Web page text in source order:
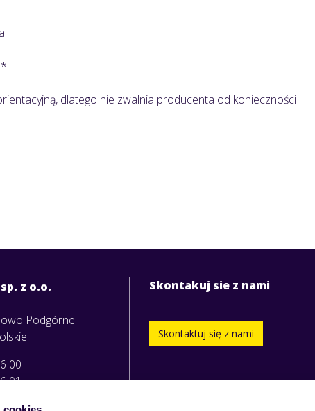
dlatego nie zwalnia producenta od konieczności
z o.o.
Podgórne
00
01
Skontakuj sie z nami
Skontaktuj się z nami